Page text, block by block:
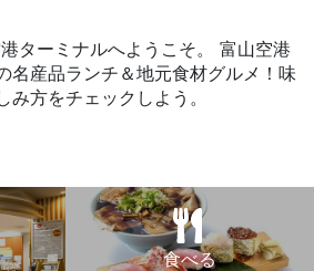
ターミナルへようこそ。
富山空港
名産品ランチ＆地元食材グルメ！味
み方をチェックしよう。
食べる